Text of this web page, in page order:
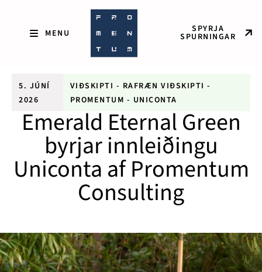
SPYRJA
SPURNINGAR
5. JÚNÍ
2026
VIÐSKIPTI - RAFRÆN VIÐSKIPTI -
PROMENTUM - UNICONTA
Emerald Eternal Green
byrjar innleiðingu
Uniconta af Promentum
Consulting